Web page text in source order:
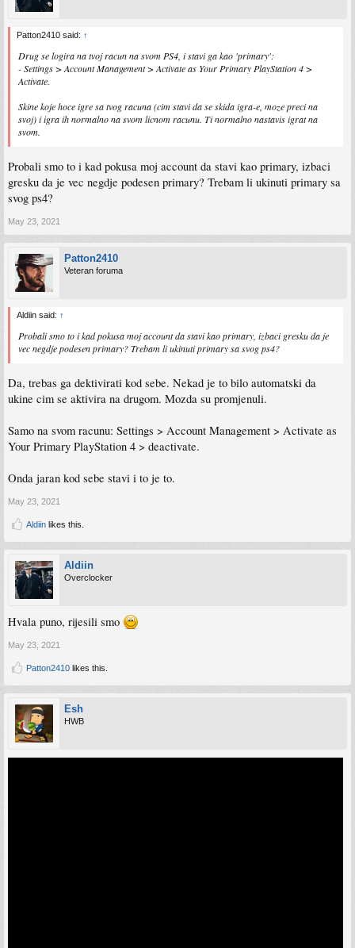
Patton2410 said: ↑
Drug se logira na tvoj racun na svom PS4, i stavi ga kao 'primary':
- Settings > Account Management > Activate as Your Primary PlayStation 4 >
Activate.
Skine koje hoce igre sa tvog racuna (cim stavi da se skida igra-e, moze preci na
svoj) i igra ih normalno na svom licnom racunu. Ti normalno nastavis igrat na
svom.
Probali smo to i kad pokusa moj account da stavi kao primary, izbaci
gresku da je vec negdje podesen primary? Trebam li ukinuti primary sa
svog ps4?
May 23, 2021
Patton2410
Veteran foruma
Aldiin said: ↑
Probali smo to i kad pokusa moj account da stavi kao primary, izbaci gresku da je
vec negdje podesen primary? Trebam li ukinuti primary sa svog ps4?
Da, trebas ga dektivirati kod sebe. Nekad je to bilo automatski da
ukine cim se aktivira na drugom. Mozda su promjenuli.
Samo na svom racunu: Settings > Account Management > Activate as
Your Primary PlayStation 4 > deactivate.
Onda jaran kod sebe stavi i to je to.
May 23, 2021
Aldiin likes this.
Aldiin
Overclocker
Hvala puno, rijesili smo
May 23, 2021
Patton2410 likes this.
Esh
HWB